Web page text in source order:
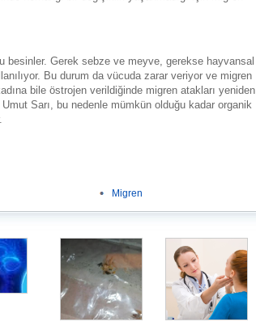
besinler. Gerek sebze ve meyve, gerekse hayvansal
Bu durum da vücuda zarar veriyor ve migren
bile östrojen verildiğinde migren atakları yeniden
Sarı, bu nedenle mümkün olduğu kadar organik
Migren